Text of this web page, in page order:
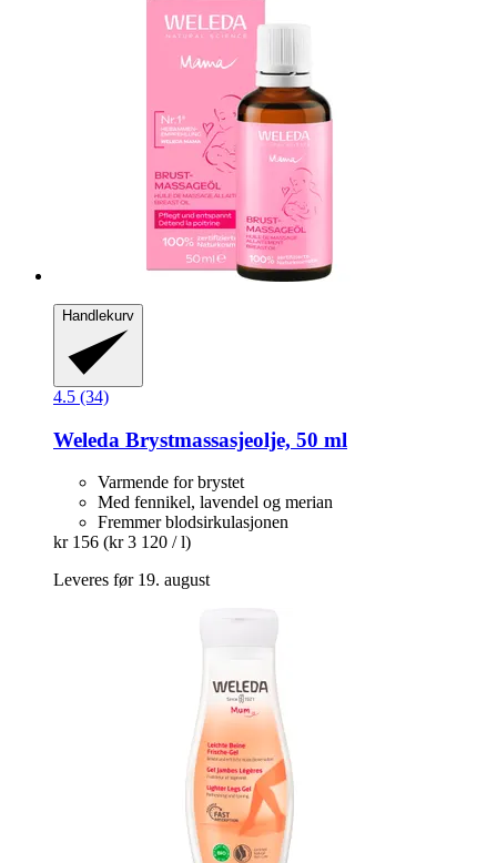
Handlekurv
4.5 (34)
Weleda Brystmassasjeolje, 50 ml
Varmende for brystet
Med fennikel, lavendel og merian
Fremmer blodsirkulasjonen
kr 156 (kr 3 120 / l)
Leveres før 19. august